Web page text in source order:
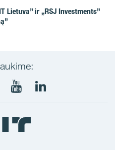
Lietuva” ir „RSJ Investments”
YoutubeLinkedIn